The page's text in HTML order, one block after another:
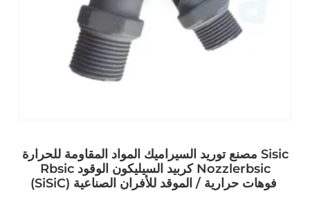
مصنع توريد السيراميك المواد المقاومة للحرارة Sisic
Rbsic كربيد السيليكون الوقود Nozzlerbsic